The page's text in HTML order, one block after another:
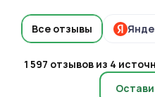
Все отзывы
1 597 отзывов из 4